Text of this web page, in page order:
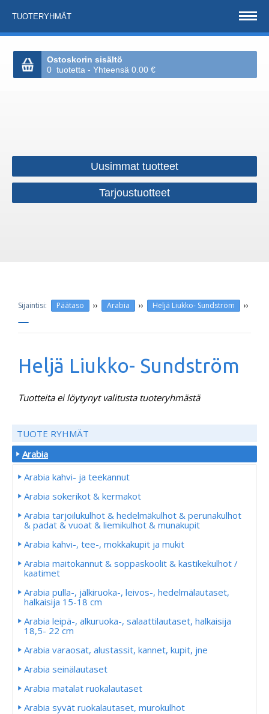
TUOTERYHMÄT
Ostoskorin sisältö
0 tuotetta - Yhteensä 0.00 €
Uusimmat tuotteet
Tarjoustuotteet
Päätaso ›› Arabia ›› Heljä Liukko- Sundström ››
Heljä Liukko- Sundström
Tuotteita ei löytynyt valitusta tuoteryhmästä
TUOTE RYHMÄT
Arabia
Arabia kahvi- ja teekannut
Arabia sokerikot & kermakot
Arabia tarjoilukulhot & hedelmäkulhot & perunakulhot
& padat & vuoat & liemikulhot & munakupit
Arabia kahvi-, tee-, mokkakupit ja mukit
Arabia maitokannut & soppaskoolit & kastikekulhot /
kaatimet
Arabia pulla-, jälkiruoka-, leivos-, hedelmälautaset,
halkaisija 15-18 cm
Arabia leipä-, alkuruoka-, salaattilautaset, halkaisija
18,5- 22 cm
Arabia varaosat, alustassit, kannet, kupit, jne
Arabia seinälautaset
Arabia matalat ruokalautaset
Arabia syvät ruokalautaset, murokulhot